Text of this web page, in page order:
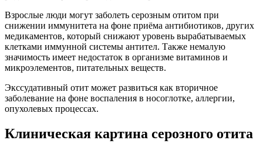
Взрослые люди могут заболеть серозным отитом при
снижении иммунитета на фоне приёма антибиотиков, других
медикаментов, который снижают уровень вырабатываемых
клетками иммунной системы антител. Также немалую
значимость имеет недостаток в организме витаминов и
микроэлементов, питательных веществ.
Экссудативный отит может развиться как вторичное
заболевание на фоне воспаления в носоглотке, аллергии,
опухолевых процессах.
Клиническая картина серозного отита